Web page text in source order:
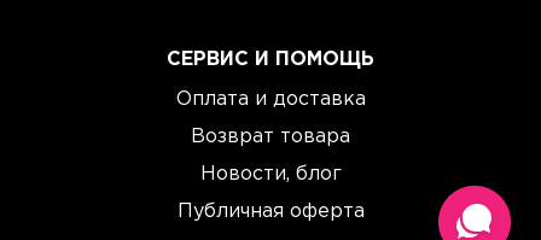
СЕРВИС И ПОМОЩЬ
Оплата и доставка
Возврат товара
Новости, блог
Публичная оферта